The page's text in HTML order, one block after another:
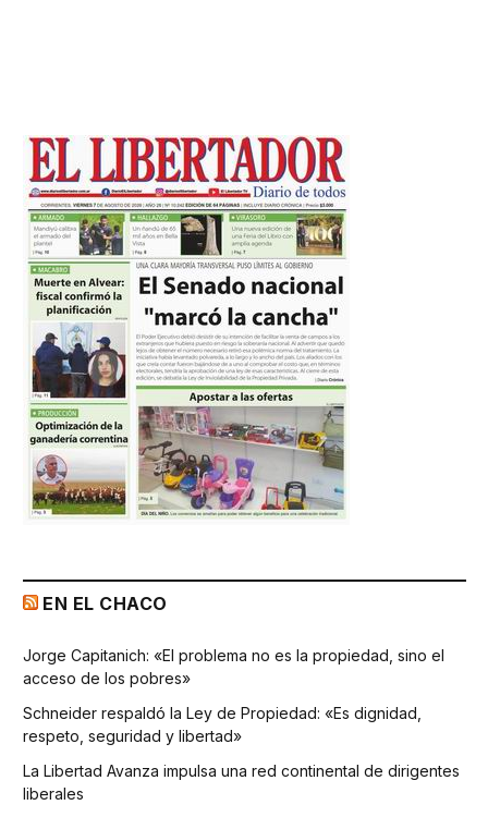
EN EL CHACO
Jorge Capitanich: «El problema no es la propiedad, sino el
acceso de los pobres»
Schneider respaldó la Ley de Propiedad: «Es dignidad,
respeto, seguridad y libertad»
La Libertad Avanza impulsa una red continental de dirigentes
liberales